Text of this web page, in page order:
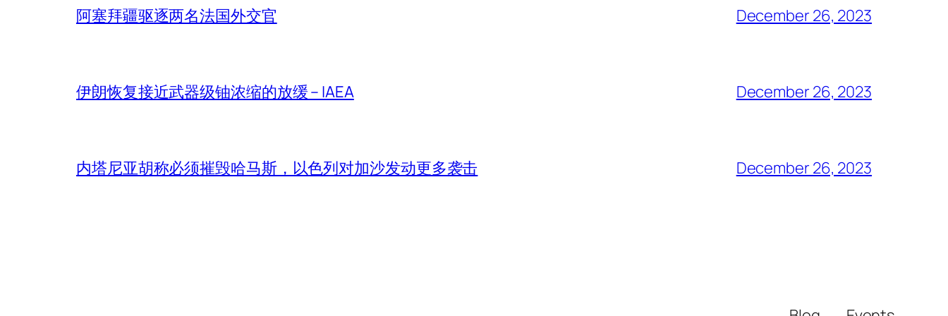
阿塞拜疆驱逐两名法国外交官 December 26, 2023
伊朗恢复接近武器级铀浓缩的放缓 – IAEA December 26, 2023
内塔尼亚胡称必须摧毁哈马斯，以色列对加沙发动更多袭击 December 26, 2023